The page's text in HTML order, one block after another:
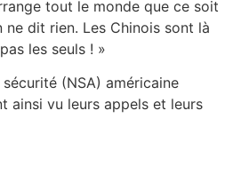
tout le monde que ce soit
ne dit rien. Les Chinois sont là
les seuls ! »
(NSA) américaine
ainsi vu leurs appels et leurs